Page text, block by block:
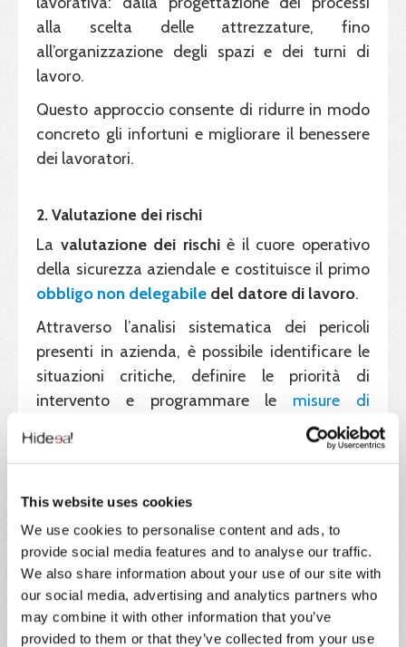
This website uses cookies
We use cookies to personalise content and ads, to
provide social media features and to analyse our traffic.
We also share information about your use of our site with
our social media, advertising and analytics partners who
may combine it with other information that you’ve
provided to them or that they’ve collected from your use
alla scelta delle attrezzature, fino
all’organizzazione degli spazi e dei turni di
lavoro.
Questo approccio consente di ridurre in modo
concreto gli infortuni e migliorare il benessere
dei lavoratori.
2. Valutazione dei rischi
La valutazione dei rischiè il cuore operativo
della sicurezza aziendale e costituisce il primo
obbligo non delegabile del datore di lavoro.
Attraverso l’analisi sistematica dei pericoli
presenti in azienda, è possibile identificare le
situazioni critiche, definire le priorità di
intervento e programmare le misure di
I risultati di questa analisi devono essere
Rischi - DVR, che va costantemente
aggiornato in caso di modifiche ai processi o
all’organizzazione del lavoro.
3. Informazione e formazione
Il terzo pilastro del sistema di sicurezza